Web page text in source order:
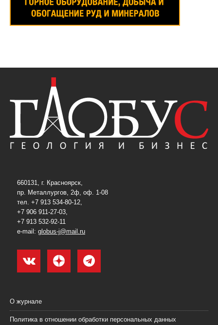
660131, г. Красноярск,
пр. Металлургов, 2ф, оф. 1-08
тел. +7 913 534-80-12,
+7 906 911-27-03,
+7 913 532-92-11
e-mail: globus-j@mail.ru
О журнале
Политика в отношении обработки персональных данных